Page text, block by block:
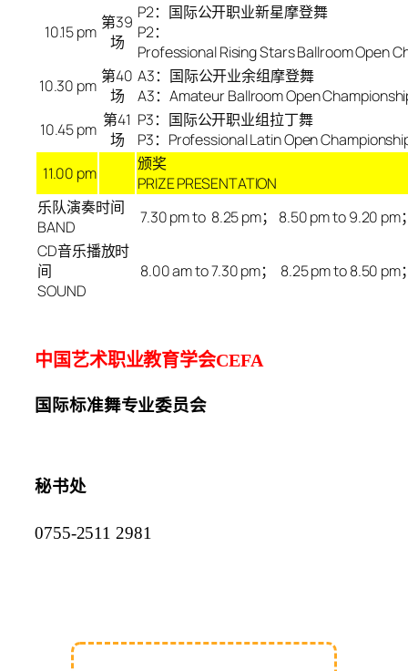
10.15 pm 第39
场
P2：国际公开职业新星摩登舞
P2：
Professional Rising Stars Ballroom Open
10.30 pm 第40
场
A3：国际公开业余组摩登舞
A3：Amateur Ballroom Open
10.45 pm 第41
场
P3：国际公开职业组拉丁舞
P3：Professional Latin Open
11.00 pm
颁奖
PRIZE PRESENTATION
乐队演奏时间
BAND
7.30 pm to 8.25 pm； 8.50 pm to 9.20 pm
CD音乐播放时
间
SOUND
8.00 am to 7.30 pm； 8.25 pm to 8.50 pm
中国艺术职业教育学会CEFA
国际标准舞专业委员会
秘书处
0755-2511 2981